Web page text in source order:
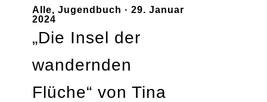
Alle, Jugendbuch · 29. Januar
2024
„Die Insel der
wandernden
Flüche“ von Tina